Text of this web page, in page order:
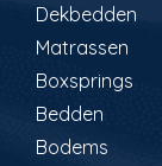
Dekbedden
Matrassen
Boxsprings
Bedden
Bodems